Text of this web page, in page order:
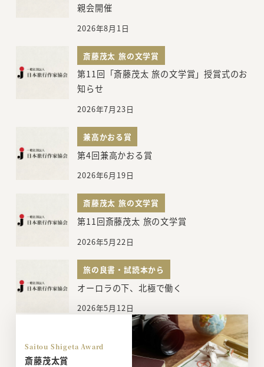
親会開催
2026年8月1日
斎藤茂太 旅の文学賞
第11回「斎藤茂太 旅の文学賞」授賞式のお
知らせ
2026年7月23日
兼高かおる賞
第4回兼高かおる賞
2026年6月19日
斎藤茂太 旅の文学賞
第11回斎藤茂太 旅の文学賞
2026年5月22日
旅の良書・試読本から
オーロラの下、北極で働く
2026年5月12日
Saitou Shigeta Award
斎藤茂太賞